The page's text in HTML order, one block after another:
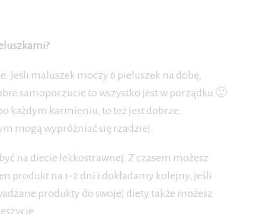
Jeśli maluszek moczy 6 pieluszek na dobę,
samopoczucie to wszystko jest w porządku 🙂
każdym karmieniu, to też jest dobrze.
mogą wypróżniać się rzadziej.
na diecie lekkostrawnej. Z czasem możesz
produkt na 1-2 dni i dokładamy kolejny, jeśli
produkty do swojej diety także możesz